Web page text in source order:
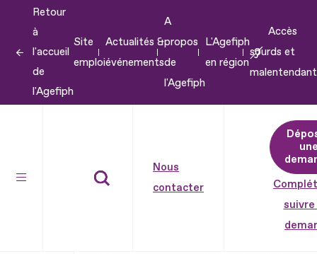
contenu
Retour
à
l'accueil
de
l'Agefiph
Site
emploi
Actualités &
événements
A
propos
de
l'Agefiph
L'Agefiph
en région
Accès
sourds et
Nous
contacter
suivre